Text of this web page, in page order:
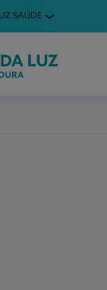
SAÚDE
de Vilamoura